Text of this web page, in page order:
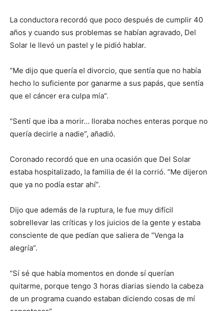
La conductora recordó que poco después de cumplir 40
años y cuando sus problemas se habían agravado, Del
Solar le llevó un pastel y le pidió hablar.
“Me dijo que quería el divorcio, que sentía que no había
hecho lo suficiente por ganarme a sus papás, que sentía
que el cáncer era culpa mía”.
“Sentí que iba a morir… lloraba noches enteras porque no
quería decirle a nadie”, añadió.
Coronado recordó que en una ocasión que Del Solar
estaba hospitalizado, la familia de él la corrió. “Me dijeron
que ya no podía estar ahí”.
Dijo que además de la ruptura, le fue muy difícil
sobrellevar las críticas y los juicios de la gente y estaba
consciente de que pedían que saliera de “Venga la
alegría”.
“Sí sé que había momentos en donde sí querían
quitarme, porque tengo 3 horas diarias siendo la cabeza
de un programa cuando estaban diciendo cosas de mí